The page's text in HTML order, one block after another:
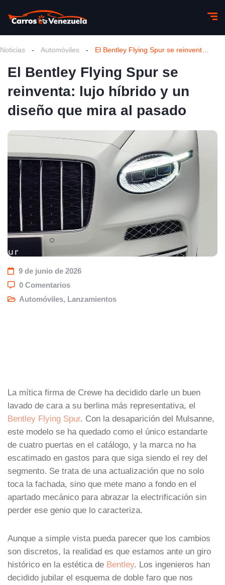
Noticias - Automóviles -
El Bentley Flying Spur se
reinventa: lujo híbrido y un
diseño que mira al pasado
9 de junio de 2026
0 Comentarios
Automóviles, Lanzamientos
La mítica firma de Crewe ha decidido darle un buen
lavado de cara a su berlina más representativa, el
Bentley Flying Spur. Con la desaparición del Mulsanne,
este modelo se ha quedado como el único estandarte
de cuatro puertas en el catálogo, y la marca no ha
escatimado en gastos para que siga siendo el rey del
segmento. Se trata de una actualización que no solo
toca la fachada, sino que mete mano a fondo en el
apartado mecánico para abrazar la electrificación sin
perder ese genio que lo caracteriza.
Aunque a simple vista pueda parecer que los cambios
son discretos, la realidad es que estamos ante un giro
histórico en la estética de Bentley. Los ingenieros han
decidido jubilar el esquema de doble faro que nos